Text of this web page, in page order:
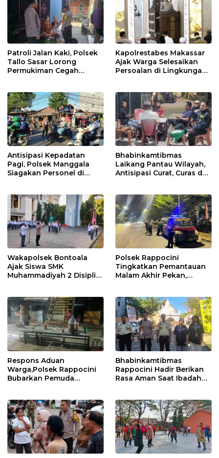
Patroli Jalan Kaki, Polsek
Tallo Sasar Lorong
Permukiman Cegah
Kapolrestabes Makassar
Ajak Warga Selesaikan
Persoalan di Lingkungan
Antisipasi Kepadatan
Pagi, Polsek Manggala
Siagakan Personel di
Bhabinkamtibmas
Laikang Pantau Wilayah,
Antisipasi Curat, Curas dan
Wakapolsek Bontoala
Ajak Siswa SMK
Muhammadiyah 2 Disiplin
Polsek Rappocini
Tingkatkan Pemantauan
Malam Akhir Pekan,
Respons Aduan
Warga,Polsek Rappocini
Bubarkan Pemuda
Bhabinkamtibmas
Rappocini Hadir Berikan
Rasa Aman Saat Ibadah